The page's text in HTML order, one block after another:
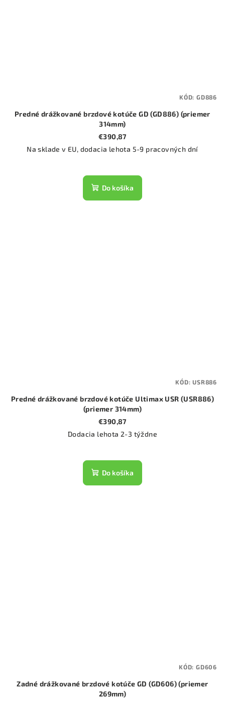
Predné drážkované brzdové kotúče GD (GD886) (priemer
314mm)
€390,87
Na sklade v EU, dodacia lehota 5-9 pracovných dní
Do košíka
KÓD: GD886
Predné drážkované brzdové kotúče Ultimax USR (USR886)
(priemer 314mm)
€390,87
Dodacia lehota 2-3 týždne
Do košíka
KÓD:USR886
Zadné drážkované brzdové kotúče GD (GD606) (priemer
269mm)
KÓD: GD606